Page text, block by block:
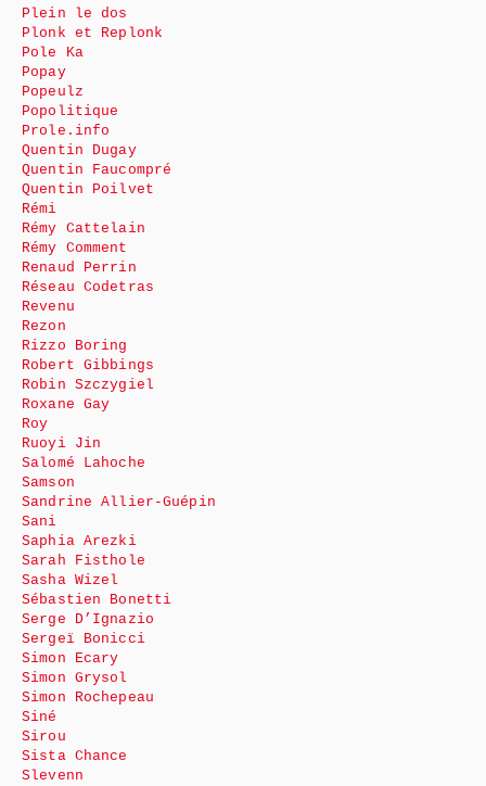
Plein le dos
Plonk et Replonk
Pole Ka
Popay
Popeulz
Popolitique
Prole.info
Quentin Dugay
Quentin Faucompré
Quentin Poilvet
Rémi
Rémy Cattelain
Rémy Comment
Renaud Perrin
Réseau Codetras
Revenu
Rezon
Rizzo Boring
Robert Gibbings
Robin Szczygiel
Roxane Gay
Roy
Ruoyi Jin
Salomé Lahoche
Samson
Sandrine Allier-Guépin
Sani
Saphia Arezki
Sarah Fisthole
Sasha Wizel
Sébastien Bonetti
Serge D’Ignazio
Sergeï Bonicci
Simon Ecary
Simon Grysol
Simon Rochepeau
Siné
Sirou
Sista Chance
Slevenn